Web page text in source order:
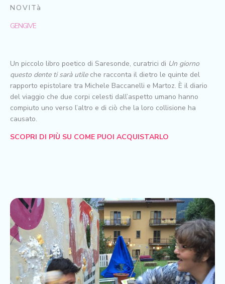
NOVITà
GENGIVE
Un piccolo libro poetico di Saresonde, curatrici di Un giorno
questo dente ti sarà utileche racconta il dietro le quinte del
rapporto epistolare tra Michele Baccanelli e Martoz. È il diario
del viaggio che due corpi celesti dall’aspetto umano hanno
compiuto uno verso l’altro e di ciò che la loro collisione ha
causato.
SCOPRI DI PIÙ SU COME PUOI ACQUISTARLO